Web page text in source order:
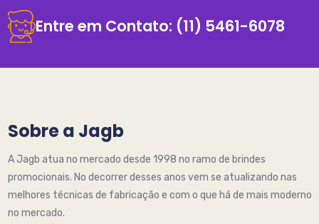
Entre em Contato: (11) 5461-6078
Sobre a Jagb
A Jagb atua no mercado desde 1998 no ramo de brindes
promocionais. No decorrer desses anos vem se atualizando nas
melhores técnicas de fabricação e com o que há de mais moderno
no mercado.